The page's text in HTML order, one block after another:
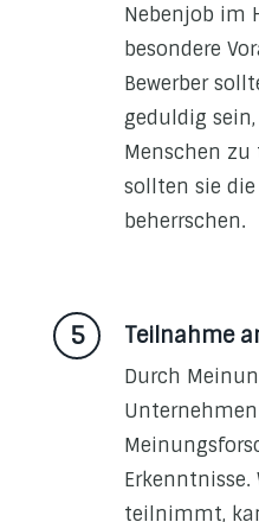
Nebenjob im
besondere
Bewerber
geduldig
Menschen
sollten sie
beherrschen.
Teilnahme
Durch
Erkenntnisse.
teilnimmt,